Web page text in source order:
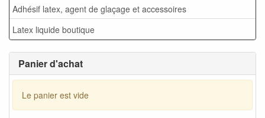
Adhésif latex, agent de glaçage et accessoires
Latex liquide boutique
Panier d'achat
Le panier est vide